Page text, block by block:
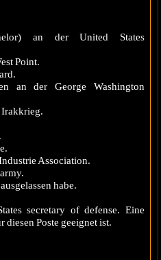
an der United States
Point.
an der George Washington
Irakkrieg.
Association.
habe.
secretary of defense. Eine
Poste geeignet ist.